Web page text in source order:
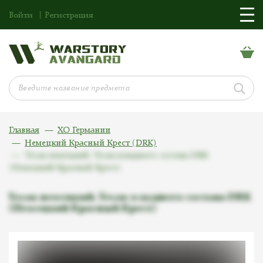
Войти Регистрация
Главная
ХО Германии
Немецкий Красный Крест (DRK)
Тесак немецкий. Тесак младшего состава DRK
(Немецкий Красный Крест)